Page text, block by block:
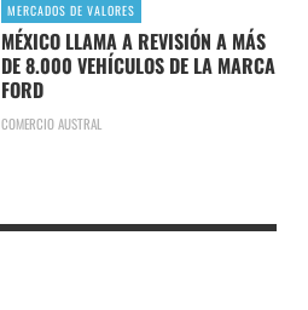
MERCADOS DE VALORES
MÉXICO LLAMA A REVISIÓN A MÁS
DE 8.000 VEHÍCULOS DE LA MARCA
FORD
COMERCIO AUSTRAL